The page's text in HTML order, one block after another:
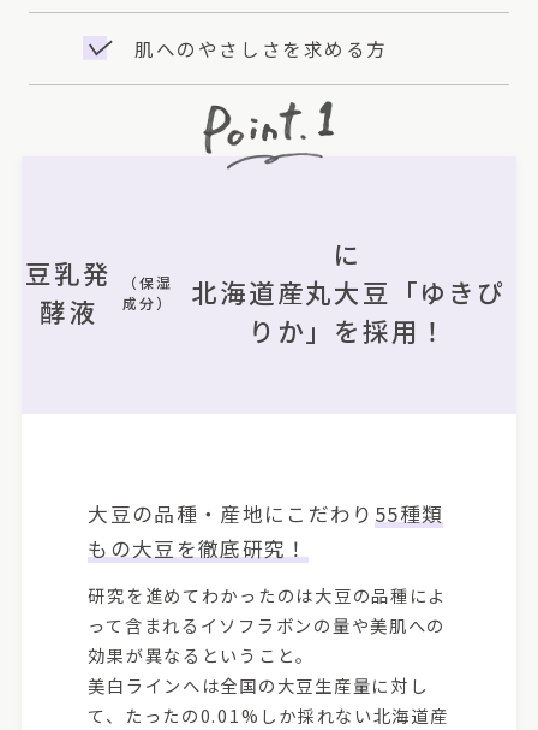
肌へのやさしさを求める方
豆乳発
酵液
（保湿
成分）
に
北海道産丸大豆「ゆきぴ
りか」を採用！
大豆の品種・産地にこだわり 55種類
もの大豆を徹底研究！
研究を進めてわかったのは大豆の品種によ
って含まれるイソフラボンの量や美肌への
効果が異なるということ。
美白ラインへは全国の大豆生産量に対し
て、たったの0.01%しか採れない北海道産